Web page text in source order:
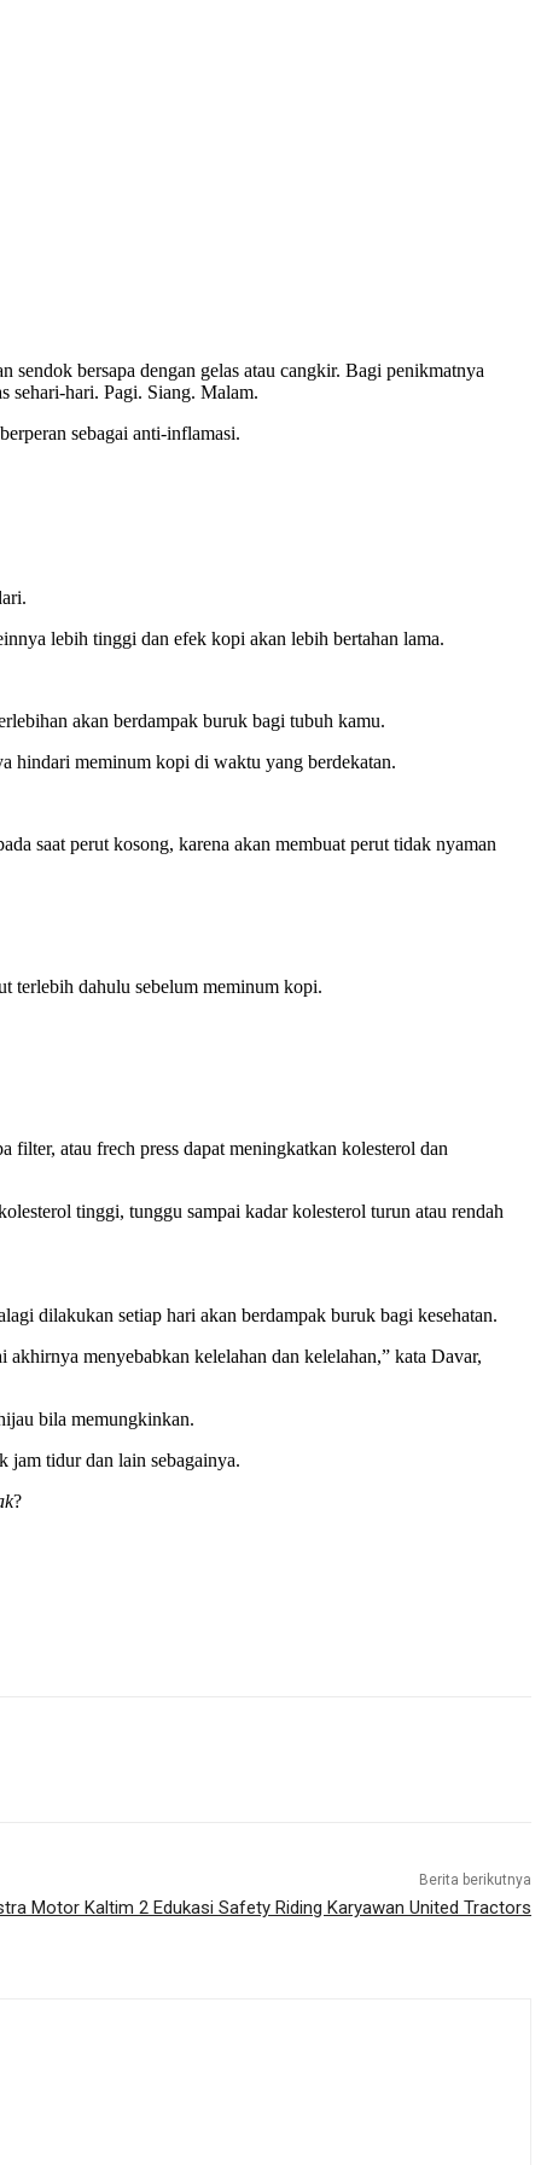
sendok bersapa dengan gelas atau cangkir. Bagi penikmatnya
sehari-hari. Pagi. Siang. Malam.
sebagai anti-inflamasi.
lebih tinggi dan efek kopi akan lebih bertahan lama.
akan berdampak buruk bagi tubuh kamu.
hindari meminum kopi di waktu yang berdekatan.
saat perut kosong, karena akan membuat perut tidak nyaman
terlebih dahulu sebelum meminum kopi.
atau frech press dapat meningkatkan kolesterol dan
tinggi, tunggu sampai kadar kolesterol turun atau rendah
dilakukan setiap hari akan berdampak buruk bagi kesehatan.
menyebabkan kelelahan dan kelelahan,” kata Davar,
bila memungkinkan.
jam tidur dan lain sebagainya.
?
Berita berikutnya
Motor Kaltim 2 Edukasi Safety Riding Karyawan United Tractors